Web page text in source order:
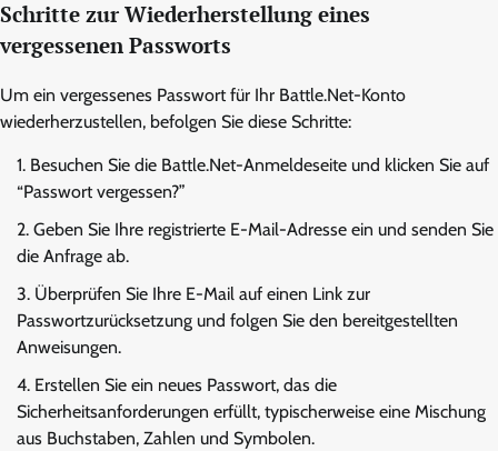
Schritte zur Wiederherstellung eines
vergessenen Passworts
Um ein vergessenes Passwort für Ihr Battle.Net-Konto
wiederherzustellen, befolgen Sie diese Schritte:
Besuchen Sie die Battle.Net-Anmeldeseite und klicken Sie auf
“Passwort vergessen?”
Geben Sie Ihre registrierte E-Mail-Adresse ein und senden Sie
die Anfrage ab.
Überprüfen Sie Ihre E-Mail auf einen Link zur
Passwortzurücksetzung und folgen Sie den bereitgestellten
Anweisungen.
Erstellen Sie ein neues Passwort, das die
Sicherheitsanforderungen erfüllt, typischerweise eine Mischung
aus Buchstaben, Zahlen und Symbolen.